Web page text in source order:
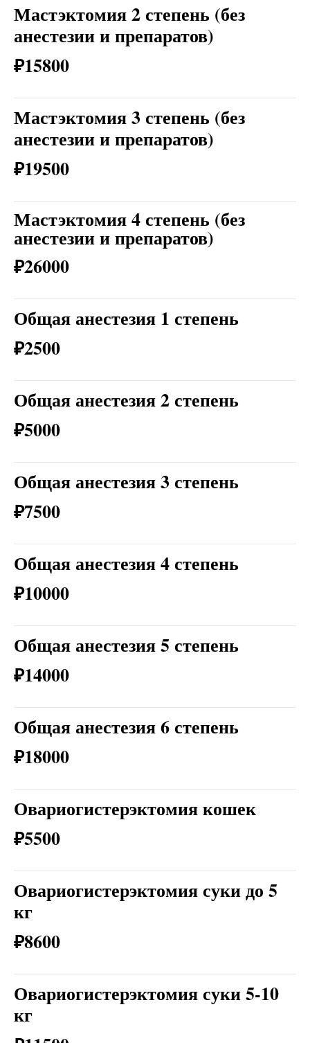
Мастэктомия 2 степень (без
анестезии и препаратов)
₽15800
Мастэктомия 3 степень (без
анестезии и препаратов)
₽19500
Мастэктомия 4 степень (без
анестезии и препаратов)
₽26000
Общая анестезия 1 степень
₽2500
Общая анестезия 2 степень
₽5000
Общая анестезия 3 степень
₽7500
Общая анестезия 4 степень
₽10000
Общая анестезия 5 степень
₽14000
Общая анестезия 6 степень
₽18000
Овариогистерэктомия кошек
₽5500
Овариогистерэктомия суки до 5
кг
₽8600
Овариогистерэктомия суки 5-10
кг